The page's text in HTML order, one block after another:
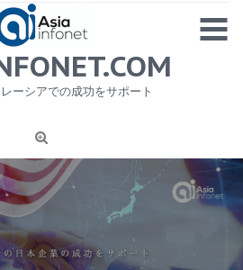
1
び著作権について
ーシアでの成功をサポート